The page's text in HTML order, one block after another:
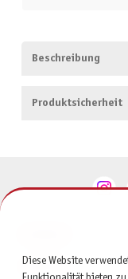
Beschreibung
Produktsicherheit
SERVICE
Diese Website